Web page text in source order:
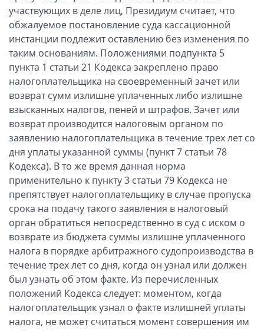
участвующих в деле лиц, Президиум считает, что
обжалуемое постановление суда кассационной
инстанции подлежит оставлению без изменения по
таким основаниям. Положениями подпункта 5
пункта 1 статьи 21 Кодекса закреплено право
налогоплательщика на своевременный зачет или
возврат сумм излишне уплаченных либо излишне
взысканных налогов, пеней и штрафов. Зачет или
возврат производится налоговым органом по
заявлению налогоплательщика в течение трех лет со
дня уплаты указанной суммы (пункт 7 статьи 78
Кодекса). В то же время данная норма
применительно к пункту 3 статьи 79 Кодекса не
препятствует налогоплательщику в случае пропуска
срока на подачу такого заявления в налоговый
орган обратиться непосредственно в суд с иском о
возврате из бюджета суммы излишне уплаченного
налога в порядке арбитражного судопроизводства в
течение трех лет со дня, когда он узнал или должен
был узнать об этом факте. Из перечисленных
положений Кодекса следует: моментом, когда
налогоплательщик узнал о факте излишней уплаты
налога, не может считаться момент совершения им